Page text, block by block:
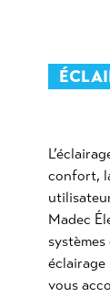
confort,
Madec
vous